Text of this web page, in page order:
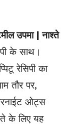
उपमा | नाश्ते
के साथ।
रेसिपी का
तौर पर,
ओट्स
के लिए यह